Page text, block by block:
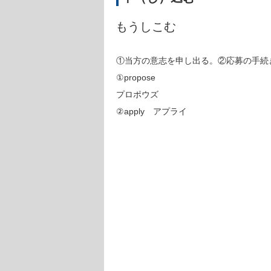
もうしこむ
①当方の意志を申し出る。②応募の手続
①propose
プロポウズ
②apply アプライ